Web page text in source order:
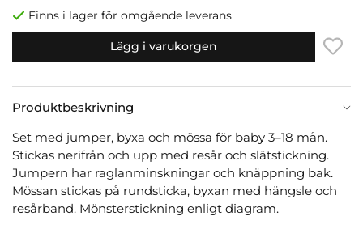
Finns i lager för omgående leverans
Lägg i varukorgen
Produktbeskrivning
Set med jumper, byxa och mössa för baby 3–18 mån.
Stickas nerifrån och upp med resår och slätstickning.
Jumpern har raglanminskningar och knäppning bak.
Mössan stickas på rundsticka, byxan med hängsle och
resårband. Mönsterstickning enligt diagram.